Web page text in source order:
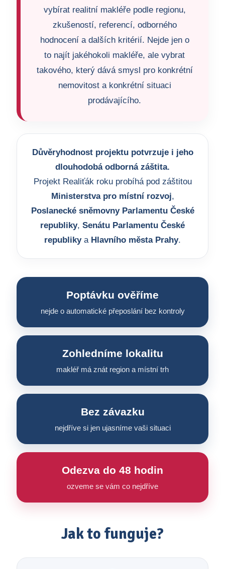
vybírat realitní makléře podle regionu,
zkušeností, referencí, odborného
hodnocení a dalších kritérií. Nejde jen o
to najít jakéhokoli makléře, ale vybrat
takového, který dává smysl pro konkrétní
nemovitost a konkrétní situaci
prodávajícího.
Důvěryhodnost projektu potvrzuje i jeho
dlouhodobá odborná záštita.
Projekt Realiťák roku probíhá pod záštitou
Ministerstva pro místní rozvoj,
Poslanecké sněmovny Parlamentu České
republiky, Senátu Parlamentu České
republikya Hlavního města Prahy.
Poptávku ověříme
nejde o automatické přeposlání bez kontroly
Zohledníme lokalitu
makléř má znát region a místní trh
Bez závazku
nejdříve si jen ujasníme vaši situaci
Odezva do 48 hodin
ozveme se vám co nejdříve
Jak to funguje?